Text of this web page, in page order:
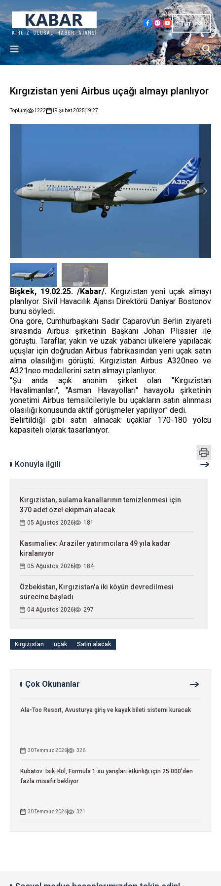
Tur
Kırgızistan yeni Airbus uçağı almayı planlıyor
Toplum 1222 19 Şubat 2025 19:27
Bişkek, 19.02.25. /Kabar/.Kırgızistan yeni uçak almayı
planlıyor. Sivil Havacılık Ajansı Direktörü Daniyar Bostonov
bunu söyledi.
Ona göre, Cumhurbaşkanı Sadır Caparov'un Berlin ziyareti
sırasında Airbus şirketinin Başkanı Johan Plissier ile
görüştü. Taraflar, yakın ve uzak yabancı ülkelere yapılacak
uçuşlar için doğrudan Airbus fabrikasından yeni uçak satın
alma olasılığını görüştü. Kırgızistan Airbus A320neo ve
A321neo modellerini satın almayı planlıyor.
"Şu anda açık anonim şirket olan "Kırgızistan
Havalimanları", "Asman Havayolları" havayolu şirketinin
yönetimi Airbus temsilcileriyle bu uçakların satın alınması
olasılığı konusunda aktif görüşmeler yapılıyor" dedi.
Belirtildiği gibi satın alınacak uçaklar 170-180 yolcu
kapasiteli olarak tasarlanıyor.
Konuyla ilgili
Kırgızistan, sulama kanallarının temizlenmesi için
370 adet özel ekipman alacak
05 Ağustos 2026 181
Kasımaliev: Araziler yatırımcılara 49 yıla kadar
kiralanıyor
05 Ağustos 2026 184
Özbekistan, Kırgızistan'a iki köyün devredilmesi
sürecine başladı
04 Ağustos 2026 297
Kırgızistan uçak Satın alacak
Çok Okunanlar
Ala-Too Resort, Avusturya giriş ve kayak bileti sistemi kuracak
30 Temmuz 2026 326
Kubatov: Isık-Köl, Formula 1 su yarışları etkinliği için 25.000'den
fazla misafir bekliyor
30 Temmuz 2026 321